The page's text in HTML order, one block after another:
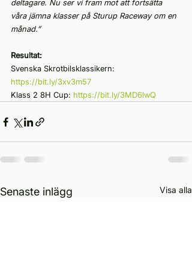
deltagare. Nu ser vi fram mot att fortsätta
våra jämna klasser på Sturup Raceway om en
månad.”
Resultat:
Svenska Skrotbilsklassikern:
https://bit.ly/3xv3m57
Klass 2 8H Cup: https://bit.ly/3MD6lwQ
Senaste inlägg Visa alla